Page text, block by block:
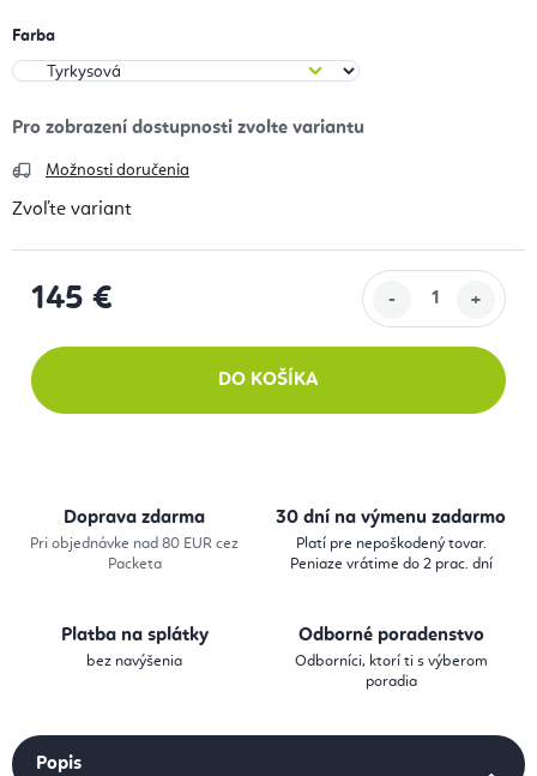
Farba
Možnosti doručenia
Zvoľte variant
145 €
DO KOŠÍKA
Doprava zdarma
Pri objednávke nad 80 EUR cez
Packeta
30 dní na výmenu zadarmo
Platí pre nepoškodený tovar.
Peniaze vrátime do 2 prac. dní
Platba na splátky
bez navýšenia
Odborné poradenstvo
Odborníci, ktorí ti s výberom
poradia
Popis